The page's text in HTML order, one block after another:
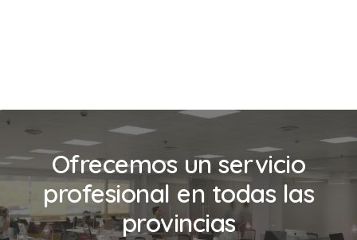
Ofrecemos un servicio
profesional en todas las
provincias